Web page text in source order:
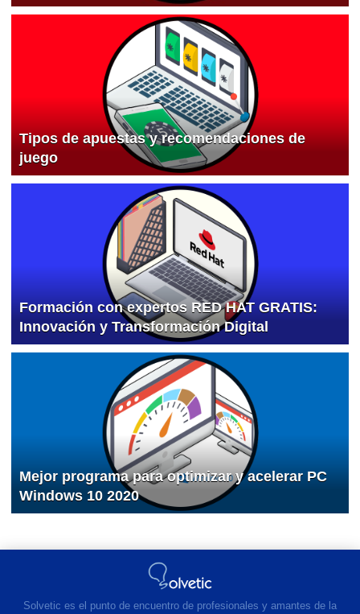
Tipos de apuestas y recomendaciones de
juego
Formación con expertos RED HAT GRATIS:
Innovación y Transformación Digital
Mejor programa para optimizar y acelerar PC
Windows 10 2020
Solvetic es el punto de encuentro de profesionales y amantes de la